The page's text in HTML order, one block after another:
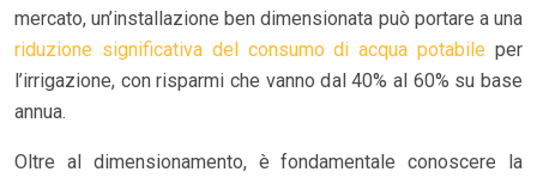
mercato, un’installazione ben dimensionata può portare a una
riduzione significativa del consumo di acqua potabile per
l’irrigazione, con risparmi che vanno dal 40% al 60% su base
annua.
Oltre al dimensionamento, è fondamentale conoscere la